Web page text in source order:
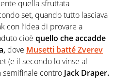
quella sfruttata
set, quando tutto lasciava
con l’idea di provare a
cioè quello che accadde
dove Musetti batté Zverev
(e il secondo lo vinse al
contro Jack Draper.